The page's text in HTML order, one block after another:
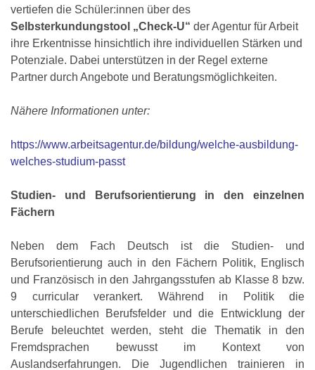
vertiefen die Schüler:innen über des
Selbsterkundungstool „Check-U“ der Agentur für Arbeit
ihre Erkentnisse hinsichtlich ihre individuellen Stärken und
Potenziale. Dabei unterstützen in der Regel externe
Partner durch Angebote und Beratungsmöglichkeiten.
Nähere Informationen unter:
https://www.arbeitsagentur.de/bildung/welche-ausbildung-
welches-studium-passt
Studien- und Berufsorientierung in den einzelnen
Fächern
Neben dem Fach Deutsch ist die Studien- und
Berufsorientierung auch in den Fächern Politik, Englisch
und Französisch in den Jahrgangsstufen ab Klasse 8 bzw.
9 curricular verankert. Während in Politik die
unterschiedlichen Berufsfelder und die Entwicklung der
Berufe beleuchtet werden, steht die Thematik in den
Fremdsprachen bewusst im Kontext von
Auslandserfahrungen. Die Jugendlichen trainieren in